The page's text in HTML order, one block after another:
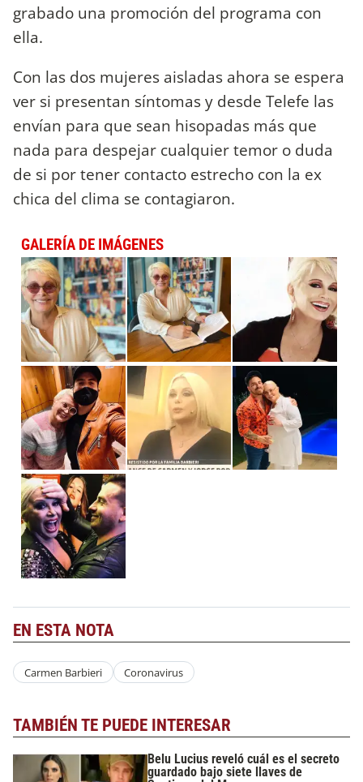
grabado una promoción del programa con
ella.
Con las dos mujeres aisladas ahora se espera
ver si presentan síntomas y desde Telefe las
envían para que sean hisopadas más que
nada para despejar cualquier temor o duda
de si por tener contacto estrecho con la ex
chica del clima se contagiaron.
GALERÍA DE IMÁGENES
EN ESTA NOTA
Carmen Barbieri Coronavirus
TAMBIÉN TE PUEDE INTERESAR
Belu Lucius reveló cuál es el secreto
guardado bajo siete llaves de